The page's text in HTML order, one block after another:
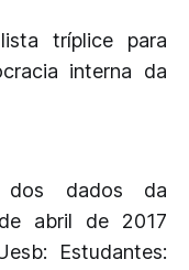
tríplice para
interna da
dados da
abril de 2017
Estudantes: